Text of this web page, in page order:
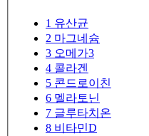
1 유산균
2 마그네슘
3 오메가3
4 콜라겐
5 콘드로이친
6 멜라토닌
7 글루타치온
8 비타민D